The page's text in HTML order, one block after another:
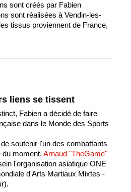
sont créés par Fabien
sont réalisées à Vendin-les-
tissus proviennent de France,
liens se tissent
Fabien a décidé de faire
dans le Monde des Sports
soutenir l'un des combattants
du moment, Arnaud "TheGame"
l'organisation asiatique ONE
d'Arts Martiaux Mixtes -